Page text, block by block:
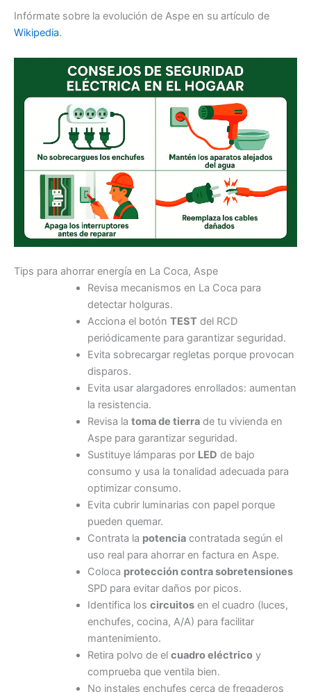
Infórmate sobre la evolución de Aspe en su artículo de
Wikipedia.
Tips para ahorrar energía en La Coca, Aspe
Revisa mecanismos en La Coca para
detectar holguras.
Acciona el botón TESTdel RCD
periódicamente para garantizar seguridad.
Evita sobrecargar regletas porque provocan
disparos.
Evita usar alargadores enrollados: aumentan
la resistencia.
Revisa la toma de tierrade tu vivienda en
Aspe para garantizar seguridad.
Sustituye lámparas por LED de bajo
consumo y usa la tonalidad adecuada para
optimizar consumo.
Evita cubrir luminarias con papel porque
pueden quemar.
Contrata la potenciacontratada según el
uso real para ahorrar en factura en Aspe.
Coloca protección contra sobretensiones
SPD para evitar daños por picos.
Identifica los circuitosen el cuadro (luces,
enchufes, cocina, A/A) para facilitar
mantenimiento.
Retira polvo de el cuadro eléctricoy
comprueba que ventila bien.
No instales enchufes cerca de fregaderos